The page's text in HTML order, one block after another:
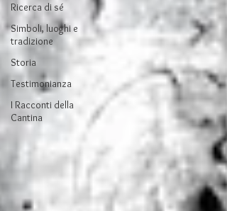
Ricerca di sé
Simboli, luoghi e
tradizione
Storia
Testimonianza
I Racconti della
Cantina